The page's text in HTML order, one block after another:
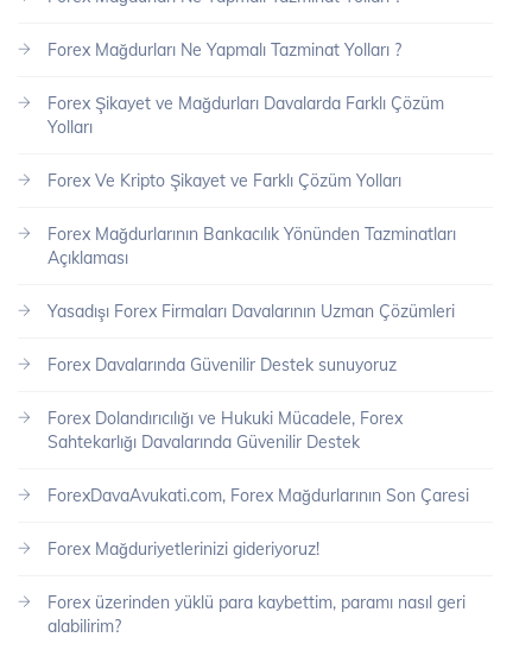
Forex Mağdurları Ne Yapmalı Tazminat Yolları ?
Forex Şikayet ve Mağdurları Davalarda Farklı Çözüm
Yolları
Forex Ve Kripto Şikayet ve Farklı Çözüm Yolları
Forex Mağdurlarının Bankacılık Yönünden Tazminatları
Açıklaması
Yasadışı Forex Firmaları Davalarının Uzman Çözümleri
Forex Davalarında Güvenilir Destek sunuyoruz
Forex Dolandırıcılığı ve Hukuki Mücadele, Forex
Sahtekarlığı Davalarında Güvenilir Destek
ForexDavaAvukati.com, Forex Mağdurlarının Son Çaresi
Forex Mağduriyetlerinizi gideriyoruz!
Forex üzerinden yüklü para kaybettim, paramı nasıl geri
alabilirim?